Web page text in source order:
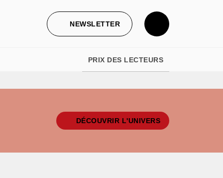
NEWSLETTER
PRIX DES LECTEURS
DÉCOUVRIR L'UNIVERS